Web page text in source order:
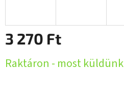
3 270 Ft
Raktáron - most küldünk